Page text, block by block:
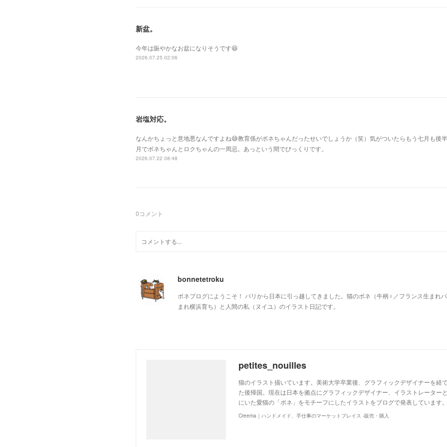
新盆。
今年は賑やかなお盆になりそうです😆
2026.07.25 02:06
岩塩対応。
なんかちょっと意地悪なんですよね😅教育係がボネちゃんだったせいでしょうか（笑）気がついたらもう七月も後
月でボネちゃんとロクちゃんの一周忌。あっという間でびっくりです。
2026.07.22 08:48
0コメント
bonnetetroku
ボネブログにようこそ！ パリから日本に引っ越してきました。猫のボネ（牛柄♀／フランス生まれ
まれ横浜育ち）と人間の私（ヌイユ）のイラスト日記です。
petites_nouilles
猫のイラスト描いています。美術大学卒業後、グラフィックデザイナーを経
た後帰国。現在は日本を拠点にグラフィックデザイナー、イラストレーター
にいた愛猫の「ボネ」をモチーフにしたイラストをブログで発表していま
Creema｜ハンドメイド、手仕事のマーケットプレイス -販売・購入